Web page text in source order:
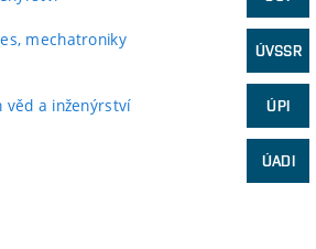
mechatroniky
věd a inženýrství
ÚVSSR
ÚPI
ÚADI